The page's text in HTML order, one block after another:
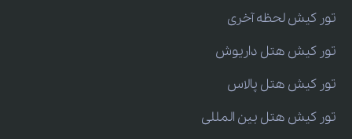
تور کیش لحظه آخری
تور کیش هتل داریوش
تور کیش هتل پالاس
تور کیش هتل بین المللی